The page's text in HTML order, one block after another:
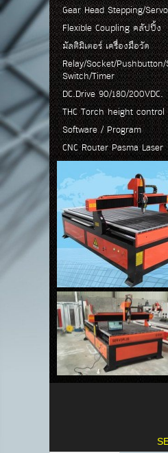
Gear Head Stepping/Servo
Flexible Coupling คลัปปิ้ง
มัลติมิเตอร์ เครื่องมือวัด
Relay/Socket/
Switch/Timer
DC.Drive 90/180/200VDC.
THC Torch height control
Software / Program
CNC Router Pasma Laser